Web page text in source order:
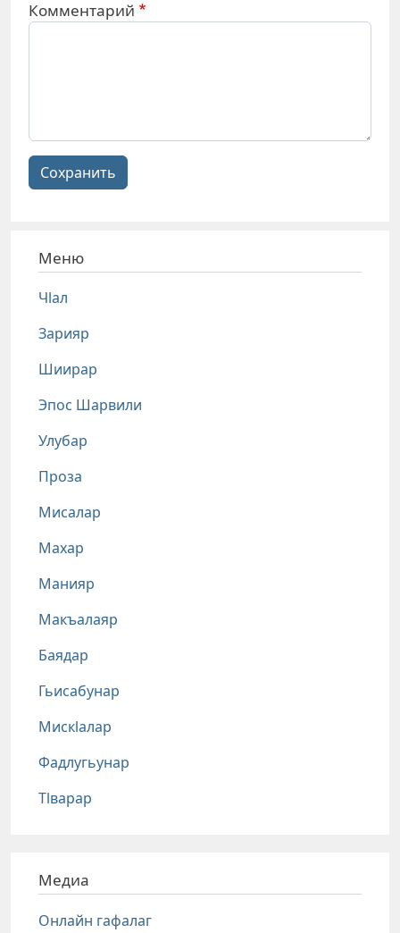
Комментарий
Сохранить
Меню
Чlал
Зарияр
Шиирар
Эпос Шарвили
Улубар
Проза
Мисалар
Махар
Манияр
Макъалаяр
Баядар
Гьисабунар
Мискlалар
Фадлугьунар
Тlварар
Медиа
Онлайн гафалаг